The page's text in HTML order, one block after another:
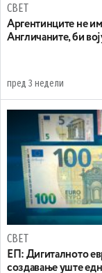
СВЕТ
Аргентинците не
Англичаните, би
пред 3 недели
СВЕТ
ЕП: Дигиталното
создавање уште